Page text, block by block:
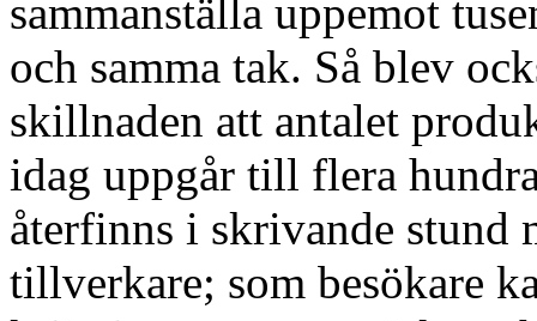
sammanställa uppemot
och samma tak. Så blev
skillnaden att antalet
idag uppgår till flera
återfinns i skrivande stund
tillverkare; som besökare